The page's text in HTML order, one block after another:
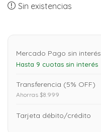
Sin existencias
Mercado Pago sin interés
Hasta 9 cuotas sin interés
Transferencia (5% OFF)
Ahorras $8.999
Tarjeta débito/crédito